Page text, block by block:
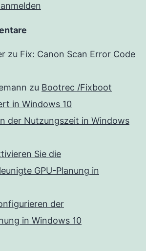
zu Fix: Canon Scan Error Code
zu Bootrec /Fixboot
in Windows 10
der Nutzungszeit in Windows
Sie die
GPU-Planung in
der
in Windows 10